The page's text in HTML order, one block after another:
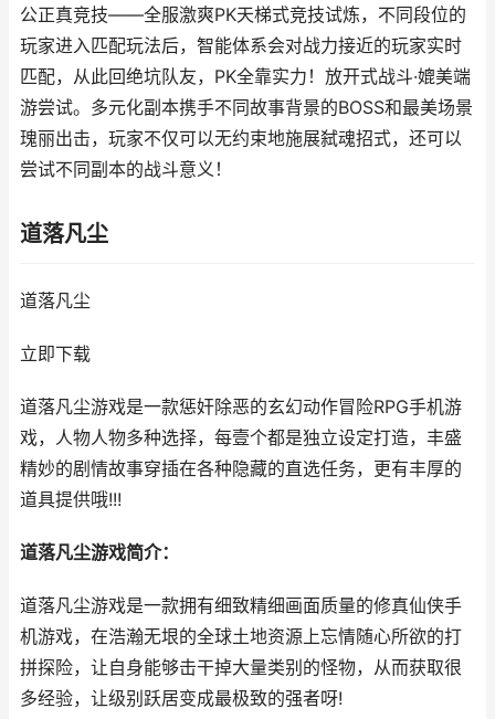
公正真竞技——全服激爽PK天梯式竞技试炼，不同段位的
玩家进入匹配玩法后，智能体系会对战力接近的玩家实时
匹配，从此回绝坑队友，PK全靠实力！放开式战斗·媲美端
游尝试。多元化副本携手不同故事背景的BOSS和最美场景
瑰丽出击，玩家不仅可以无约束地施展弑魂招式，还可以
尝试不同副本的战斗意义！
道落凡尘
道落凡尘
立即下载
道落凡尘游戏是一款惩奸除恶的玄幻动作冒险RPG手机游
戏，人物人物多种选择，每壹个都是独立设定打造，丰盛
精妙的剧情故事穿插在各种隐藏的直选任务，更有丰厚的
道具提供哦!!!
道落凡尘游戏简介：
道落凡尘游戏是一款拥有细致精细画面质量的修真仙侠手
机游戏，在浩瀚无垠的全球土地资源上忘情随心所欲的打
拼探险，让自身能够击干掉大量类别的怪物，从而获取很
多经验，让级别跃居变成最极致的强者呀!